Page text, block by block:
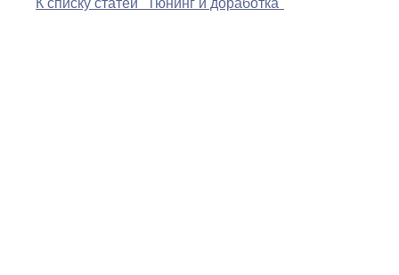
К списку статей "Тюнинг и доработка"